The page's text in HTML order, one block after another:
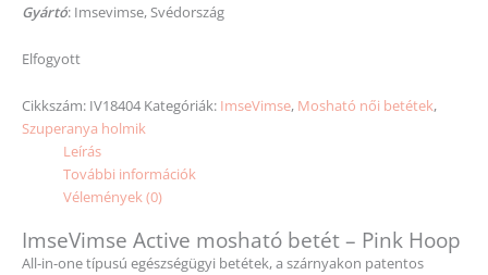
Gyártó: Imsevimse, Svédország
Elfogyott
Cikkszám: IV18404 Kategóriák: ImseVimse, Mosható női betétek,
Szuperanya holmik
Leírás
További információk
Vélemények (0)
ImseVimse Active mosható betét – Pink Hoop
All-in-one típusú egészségügyi betétek, a szárnyakon patentos